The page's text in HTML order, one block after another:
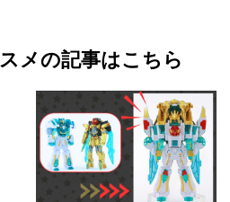
メの記事はこちら